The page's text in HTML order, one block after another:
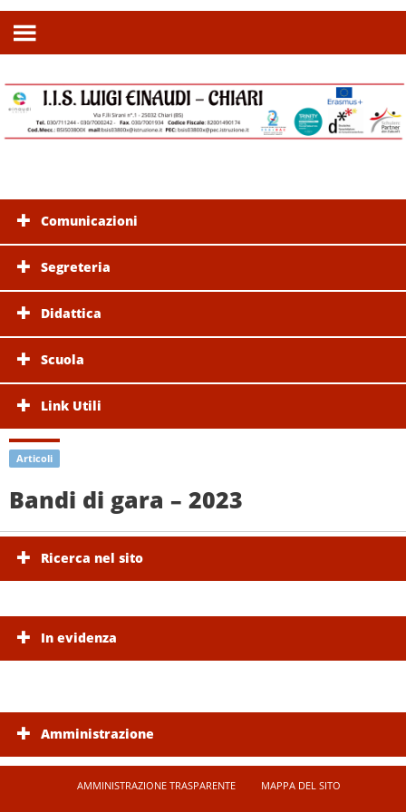
Comunicazioni
Segreteria
Didattica
Scuola
Link Utili
Articoli
Bandi di gara – 2023
Ricerca nel sito
In evidenza
Amministrazione
AMMINISTRAZIONE TRASPARENTE MAPPA DEL SITO